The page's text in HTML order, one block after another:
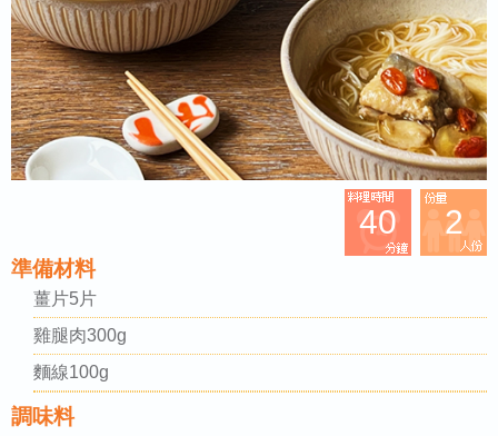
2
40
準備材料
薑片5片
雞腿肉300g
麵線100g
調味料